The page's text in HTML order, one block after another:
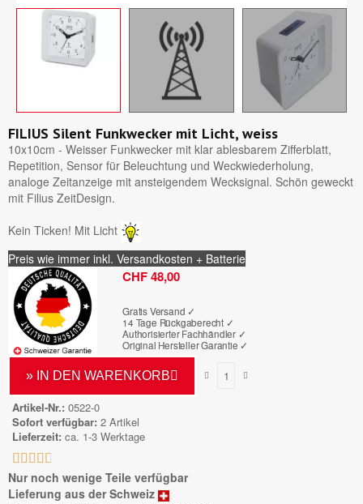
FILIUS Silent Funkwecker mit Licht, weiss
10x10cm - Weisser Funkwecker mit klar ablesbarem Zifferblatt,
Repetition, Sensor für Beleuchtung und Weckwiederholung,
analoge Zeitanzeige mit ansteigendem Wecksignal. Schön geweckt
mit Filius ZeitDesign.
Kein Ticken! Mit Licht
Preis wie immer inkl. Versandkosten + Batterie
CHF 48,00
Gratis Versand ✓
14 Tage Rückgaberecht ✓
Authorisierter Fachhändler ✓
Original Hersteller Garantie ✓
» IN DEN WARENKORB
Artikel-Nr. 0522-0
Sofort verfügbar 2 Artikel
Lieferzeit ca. 1-3 Werktage
    
Nur noch wenige Teile verfügbar
Lieferung aus der Schweiz